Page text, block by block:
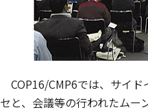
COP16/CMP6では、サイ
セと、会議等の行われたム